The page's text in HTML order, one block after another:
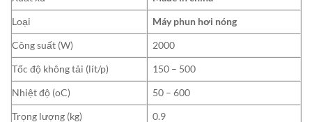
Loại
Máy phun hơi nóng
Công suất (W)
2000
Tốc độ không tải (lít/p)
150 – 500
Nhiệt độ (oC)
50 – 600
Trọng lượng (kg)
0.9